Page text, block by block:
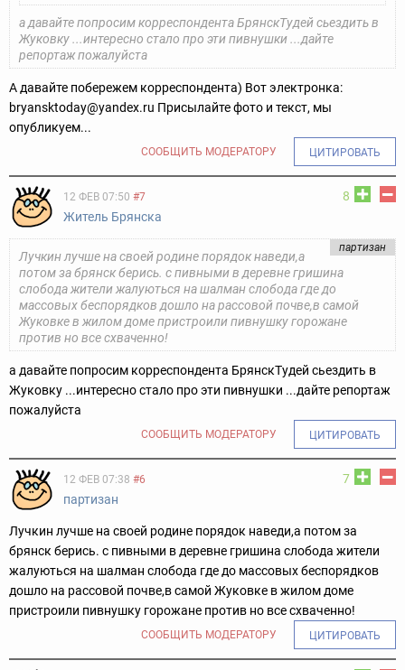
а давайте попросим корреспондента БрянскТудей сьездить в
Жуковку ...интересно стало про эти пивнушки ...дайте
репортаж пожалуйста
А давайте побережем корреспондента) Вот электронка:
bryansktoday@yandex.ru Присылайте фото и текст, мы
опубликуем...
СООБЩИТЬ МОДЕРАТОРУ ЦИТИРОВАТЬ
8
12 ФЕВ 07:50 #7
Житель Брянска
партизан
Лучкин лучше на своей родине порядок наведи,а
потом за брянск берись. с пивными в деревне гришина
слобода жители жалуються на шалман слобода где до
массовых беспорядков дошло на рассовой почве,в самой
Жуковке в жилом доме пристроили пивнушку горожане
против но все схваченно!
а давайте попросим корреспондента БрянскТудей сьездить в
Жуковку ...интересно стало про эти пивнушки ...дайте репортаж
пожалуйста
СООБЩИТЬ МОДЕРАТОРУ ЦИТИРОВАТЬ
7
12 ФЕВ 07:38 #6
партизан
Лучкин лучше на своей родине порядок наведи,а потом за
брянск берись. с пивными в деревне гришина слобода жители
жалуються на шалман слобода где до массовых беспорядков
дошло на рассовой почве,в самой Жуковке в жилом доме
пристроили пивнушку горожане против но все схваченно!
СООБЩИТЬ МОДЕРАТОРУ ЦИТИРОВАТЬ